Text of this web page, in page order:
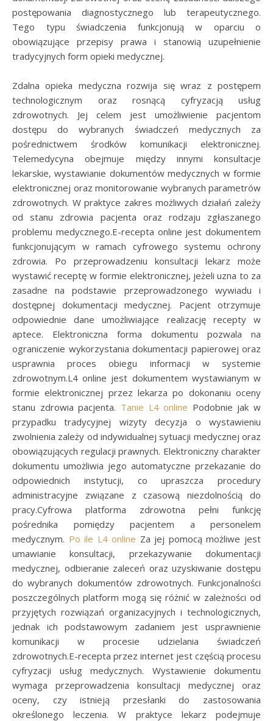
postępowania diagnostycznego lub terapeutycznego.
Tego typu świadczenia funkcjonują w oparciu o
obowiązujące przepisy prawa i stanowią uzupełnienie
tradycyjnych form opieki medycznej.
Zdalna opieka medyczna rozwija się wraz z postępem
technologicznym oraz rosnącą cyfryzacją usług
zdrowotnych. Jej celem jest umożliwienie pacjentom
dostępu do wybranych świadczeń medycznych za
pośrednictwem środków komunikacji elektronicznej.
Telemedycyna obejmuje między innymi konsultacje
lekarskie, wystawianie dokumentów medycznych w formie
elektronicznej oraz monitorowanie wybranych parametrów
zdrowotnych. W praktyce zakres możliwych działań zależy
od stanu zdrowia pacjenta oraz rodzaju zgłaszanego
problemu medycznego.E-recepta online jest dokumentem
funkcjonującym w ramach cyfrowego systemu ochrony
zdrowia. Po przeprowadzeniu konsultacji lekarz może
wystawić receptę w formie elektronicznej, jeżeli uzna to za
zasadne na podstawie przeprowadzonego wywiadu i
dostępnej dokumentacji medycznej. Pacjent otrzymuje
odpowiednie dane umożliwiające realizację recepty w
aptece. Elektroniczna forma dokumentu pozwala na
ograniczenie wykorzystania dokumentacji papierowej oraz
usprawnia proces obiegu informacji w systemie
zdrowotnym.L4 online jest dokumentem wystawianym w
formie elektronicznej przez lekarza po dokonaniu oceny
stanu zdrowia pacjenta. Tanie L4 online Podobnie jak w
przypadku tradycyjnej wizyty decyzja o wystawieniu
zwolnienia zależy od indywidualnej sytuacji medycznej oraz
obowiązujących regulacji prawnych. Elektroniczny charakter
dokumentu umożliwia jego automatyczne przekazanie do
odpowiednich instytucji, co upraszcza procedury
administracyjne związane z czasową niezdolnością do
pracy.Cyfrowa platforma zdrowotna pełni funkcję
pośrednika pomiędzy pacjentem a personelem
medycznym. Po ile L4 online Za jej pomocą możliwe jest
umawianie konsultacji, przekazywanie dokumentacji
medycznej, odbieranie zaleceń oraz uzyskiwanie dostępu
do wybranych dokumentów zdrowotnych. Funkcjonalności
poszczególnych platform mogą się różnić w zależności od
przyjętych rozwiązań organizacyjnych i technologicznych,
jednak ich podstawowym zadaniem jest usprawnienie
komunikacji w procesie udzielania świadczeń
zdrowotnych.E-recepta przez internet jest częścią procesu
cyfryzacji usług medycznych. Wystawienie dokumentu
wymaga przeprowadzenia konsultacji medycznej oraz
oceny, czy istnieją przesłanki do zastosowania
określonego leczenia. W praktyce lekarz podejmuje